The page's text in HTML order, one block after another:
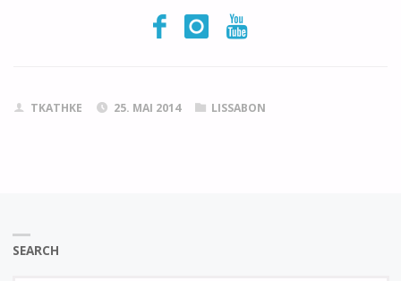
TKATHKE 25. MAI 2014 LISSABON
SEARCH